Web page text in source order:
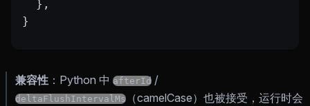
  },
}
兼容性 ：Python 中 afterId /
deltaFlushIntervalMs
（camelCase）也被接受，运行时会